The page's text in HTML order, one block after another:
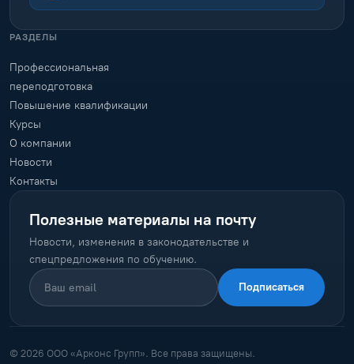
РАЗДЕЛЫ
Профессиональная
переподготовка
Повышение квалификации
Курсы
О компании
Новости
Контакты
Полезные материалы на почту
Новости, изменения в законодательстве и
спецпредложения по обучению.
Подписаться
© 2026 ООО «Арконс Групп». Все права защищены.